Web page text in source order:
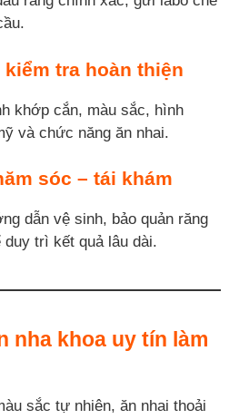
tra hoàn thiện
khớp cắn, màu sắc, hình
và chức năng ăn nhai.
sóc – tái khám
dẫn vệ sinh, bảo quản răng
trì kết quả lâu dài.
nha khoa uy tín làm
sắc tự nhiên, ăn nhai thoải